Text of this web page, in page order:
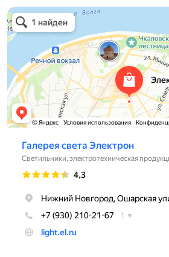
Электрон
Светильники в Нижнем Новгороде
Электротехническая продукция в